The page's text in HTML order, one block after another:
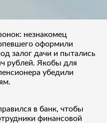
незнакомец
оформили
залог дачи и пытались
рублей. Якобы для
убедили
в банк, чтобы
финансовой